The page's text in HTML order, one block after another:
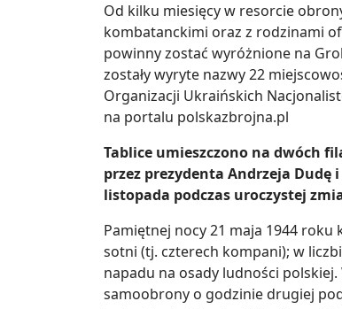
Od kilku miesięcy w resorcie
kombatanckimi oraz z rodzinami
powinny zostać wyróżnione na
zostały wyryte nazwy 22
Organizacji Ukraińskich
na portalu polskazbrojna.pl
Tablice umieszczono na dwóch
przez prezydenta Andrzeja Dudę
listopada podczas uroczystej
Pamiętnej nocy 21 maja 1944
sotni (tj. czterech kompani); w
napadu na osady ludności polskiej.
samoobrony o godzinie drugiej